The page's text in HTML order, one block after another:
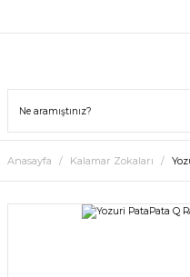
Anasayfa Kalamar Zokaları